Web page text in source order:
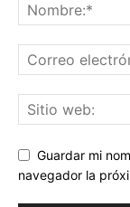
Guardar mi
navegador la